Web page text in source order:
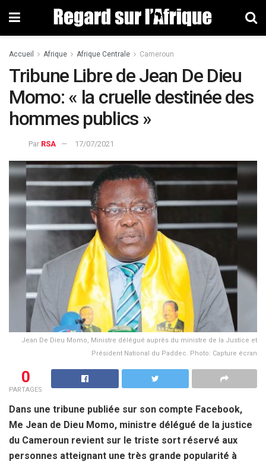
Accueil Afrique Afrique Centrale Cameroun
Tribune Libre de Jean De Dieu
Momo: « la cruelle destinée des
hommes publics »
Par RSA 17/07/2021
Jean De Dieu Momo, Ministre délégué auprès du ministre de la Justice et
Président National du Paddec. Photo: Capture écran
0
PARTAGES
Dans une tribune publiée sur son compte Facebook,
Me Jean de Dieu Momo, ministre délégué de la justice
du Cameroun revient sur le triste sort réservé aux
personnes atteignant une très grande popularité à